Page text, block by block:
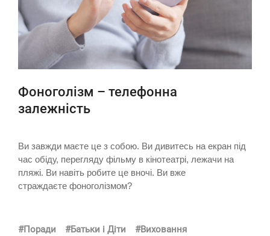
Фоноголізм – телефонна
залежність
Ви завжди маєте це з собою. Ви дивитесь на екран під
час обіду, перегляду фільму в кінотеатрі, лежачи на
пляжі. Ви навіть робите це вночі. Ви вже
страждаєте фоноголізмом?
#Поради #Батьки і Діти
#Виховання